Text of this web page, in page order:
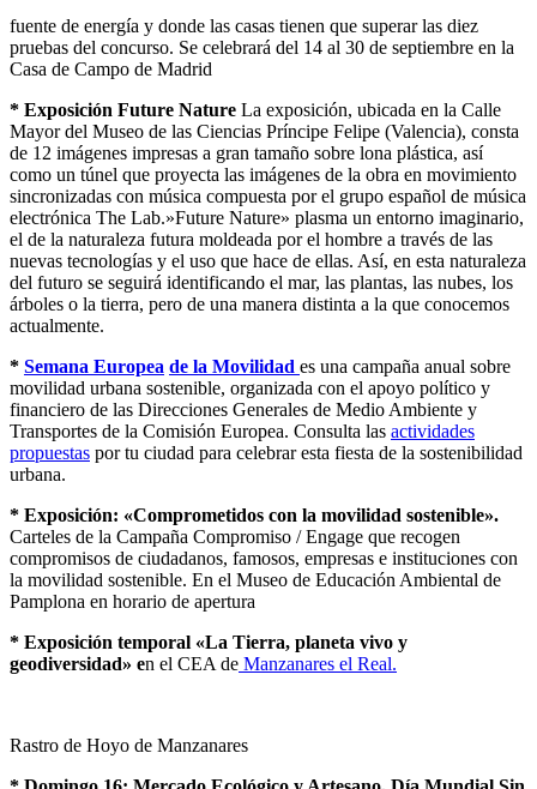
fuente de energía y donde las casas tienen que superar las diez
pruebas del concurso. Se celebrará del 14 al 30 de septiembre en la
Casa de Campo de Madrid
* Exposición Future Nature La exposición, ubicada en la Calle
Mayor del Museo de las Ciencias Príncipe Felipe (Valencia), consta
de 12 imágenes impresas a gran tamaño sobre lona plástica, así
como un túnel que proyecta las imágenes de la obra en movimiento
sincronizadas con música compuesta por el grupo español de música
electrónica The Lab.»Future Nature» plasma un entorno imaginario,
el de la naturaleza futura moldeada por el hombre a través de las
nuevas tecnologías y el uso que hace de ellas. Así, en esta naturaleza
del futuro se seguirá identificando el mar, las plantas, las nubes, los
árboles o la tierra, pero de una manera distinta a la que conocemos
actualmente.
* Semana Europea de la Movilidad es una campaña anual sobre
movilidad urbana sostenible, organizada con el apoyo político y
financiero de las Direcciones Generales de Medio Ambiente y
Transportes de la Comisión Europea. Consulta las actividades
propuestas por tu ciudad para celebrar esta fiesta de la sostenibilidad
urbana.
* Exposición: «Comprometidos con la movilidad sostenible».
Carteles de la Campaña Compromiso / Engage que recogen
compromisos de ciudadanos, famosos, empresas e instituciones con
la movilidad sostenible. En el Museo de Educación Ambiental de
Pamplona en horario de apertura
* Exposición temporal «La Tierra, planeta vivo y
geodiversidad» en el CEA de Manzanares el Real.
Rastro de Hoyo de Manzanares